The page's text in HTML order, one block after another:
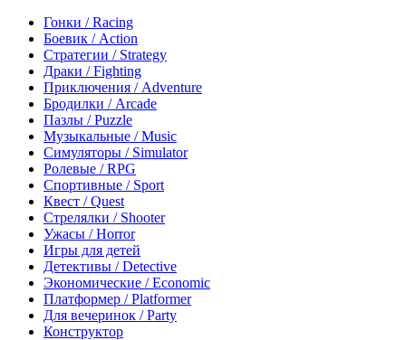
Гонки / Racing
Боевик / Action
Стратегии / Strategy
Драки / Fighting
Приключения / Adventure
Бродилки / Arcade
Пазлы / Puzzle
Музыкальные / Music
Симуляторы / Simulator
Ролевые / RPG
Спортивные / Sport
Квест / Quest
Стрелялки / Shooter
Ужасы / Horror
Игры для детей
Детективы / Detective
Экономические / Economic
Платформер / Platformer
Для вечеринок / Party
Конструктор